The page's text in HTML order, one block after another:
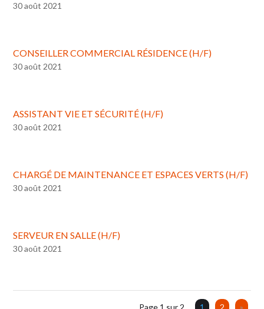
30 août 2021
CONSEILLER COMMERCIAL RÉSIDENCE (H/F)
30 août 2021
ASSISTANT VIE ET SÉCURITÉ (H/F)
30 août 2021
CHARGÉ DE MAINTENANCE ET ESPACES VERTS (H/F)
30 août 2021
SERVEUR EN SALLE (H/F)
30 août 2021
Page 1 sur 2 1 2 »